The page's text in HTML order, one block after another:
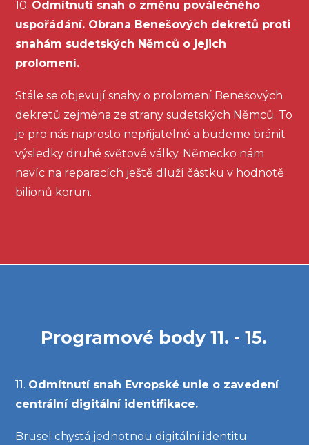
10. Odmítnutí snah o změnu poválečného
uspořádání. Obrana Benešových dekretů proti
snahám sudetských Němců o jejich
prolomení.
Stále se objevují snahy o prolomení Benešových
dekretů zejména ze strany sudetských Němců. To
je pro nás naprosto nepřijatelné a budeme bránit
výsledky druhé světové války. Německo nám
navíc na reparacích ještě dluží částku v hodnotě
bilionů korun.
Programové body 11. - 15.
11. Odmítnutí snah Evropské unie o zavedení
centrální digitální identifikace.
Brusel chystá jednotnou digitální identitu